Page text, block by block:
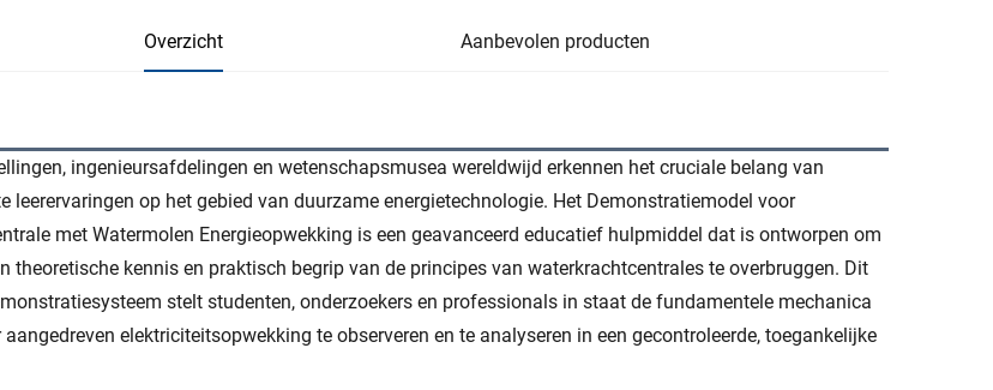
Overzicht Aanbevolen producten
ingenieursafdelingen en wetenschapsmusea wereldwijd erkennen het cruciale belang van
leerervaringen op het gebied van duurzame energietechnologie. Het Demonstratiemodel voor
met Watermolen Energieopwekking is een geavanceerd educatief hulpmiddel dat is ontworpen om
theoretische kennis en praktisch begrip van de principes van waterkrachtcentrales te overbruggen. Dit
stelt studenten, onderzoekers en professionals in staat de fundamentele mechanica
elektriciteitsopwekking te observeren en te analyseren in een gecontroleerde, toegankelijke